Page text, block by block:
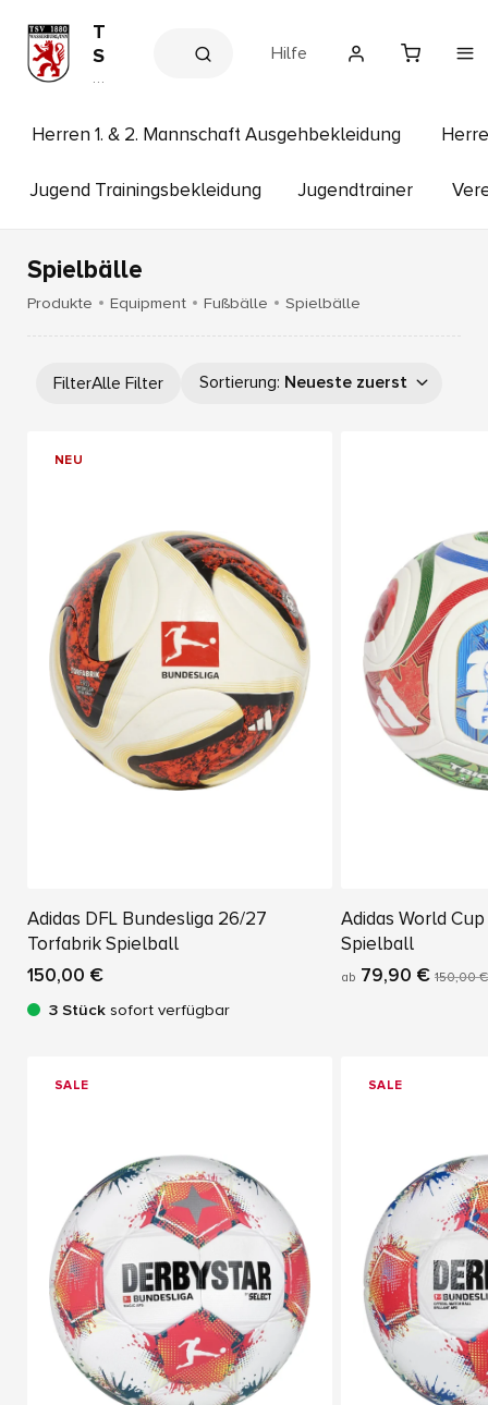
T
S
V
8
W
s
e
r
e
s
Hilfe
Herren 1. & 2. Mannschaft Ausgehbekleidung
Jugend Trainingsbekleidung Jugendtrainer
Spielbälle
Produkte Equipment Fußbälle Spielbälle
FilterAlle Filter Sortierung: Neueste zuerst
NEU
Adidas DFL Bundesliga 26/27
Torfabrik Spielball
150,00 €
3 Stück sofort verfügbar
Adidas World
Spielball
ab 79,90 € 150,00 €
SALE SALE